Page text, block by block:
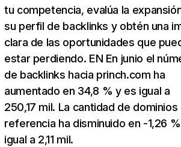
tu competencia, evalúa la
su perfil de backlinks y obtén una
clara de las oportunidades que
estar perdiendo. EN En junio el
de backlinks hacia princh.com ha
aumentado en 34,8 % y es igual a
250,17 mil. La cantidad de dominios
referencia ha disminuido en -1,26
igual a 2,11 mil.